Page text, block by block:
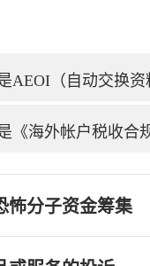
AEOI（自动交换
《海外帐户税收合
怖分子资金筹集